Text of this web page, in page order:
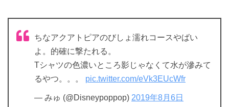
ちなアクアトピアのびしょ濡れコースやばい
よ。的確に撃たれる。
Tシャツの色濃いところ影じゃなくて水が滲みて
るやつ。。。 pic.twitter.com/eVk3EUcWfr
— みゅ (@Disneypoppop) 2019年8月6日